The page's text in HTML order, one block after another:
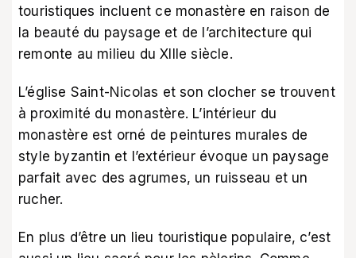
touristiques incluent ce monastère en raison de
la beauté du paysage et de l’architecture qui
remonte au milieu du XIIIe siècle.
L’église Saint-Nicolas et son clocher se trouvent
à proximité du monastère. L’intérieur du
monastère est orné de peintures murales de
style byzantin et l’extérieur évoque un paysage
parfait avec des agrumes, un ruisseau et un
rucher.
En plus d’être un lieu touristique populaire, c’est